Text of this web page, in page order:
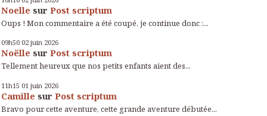
Noelle sur Post scriptum
Oups ! Mon commentaire a été coupé, je continue donc :...
09h50 02 juin 2026
Noëlle sur Post scriptum
Tellement heureux que nos petits enfants aient des...
11h15 01 juin 2026
Camille sur Post scriptum
Bravo pour cette aventure, cette grande aventure débutée...